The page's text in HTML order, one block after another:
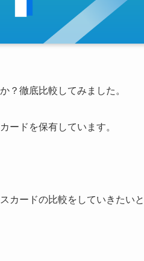
？徹底比較してみました。
ードを保有しています。
カードの比較をしていきたいと